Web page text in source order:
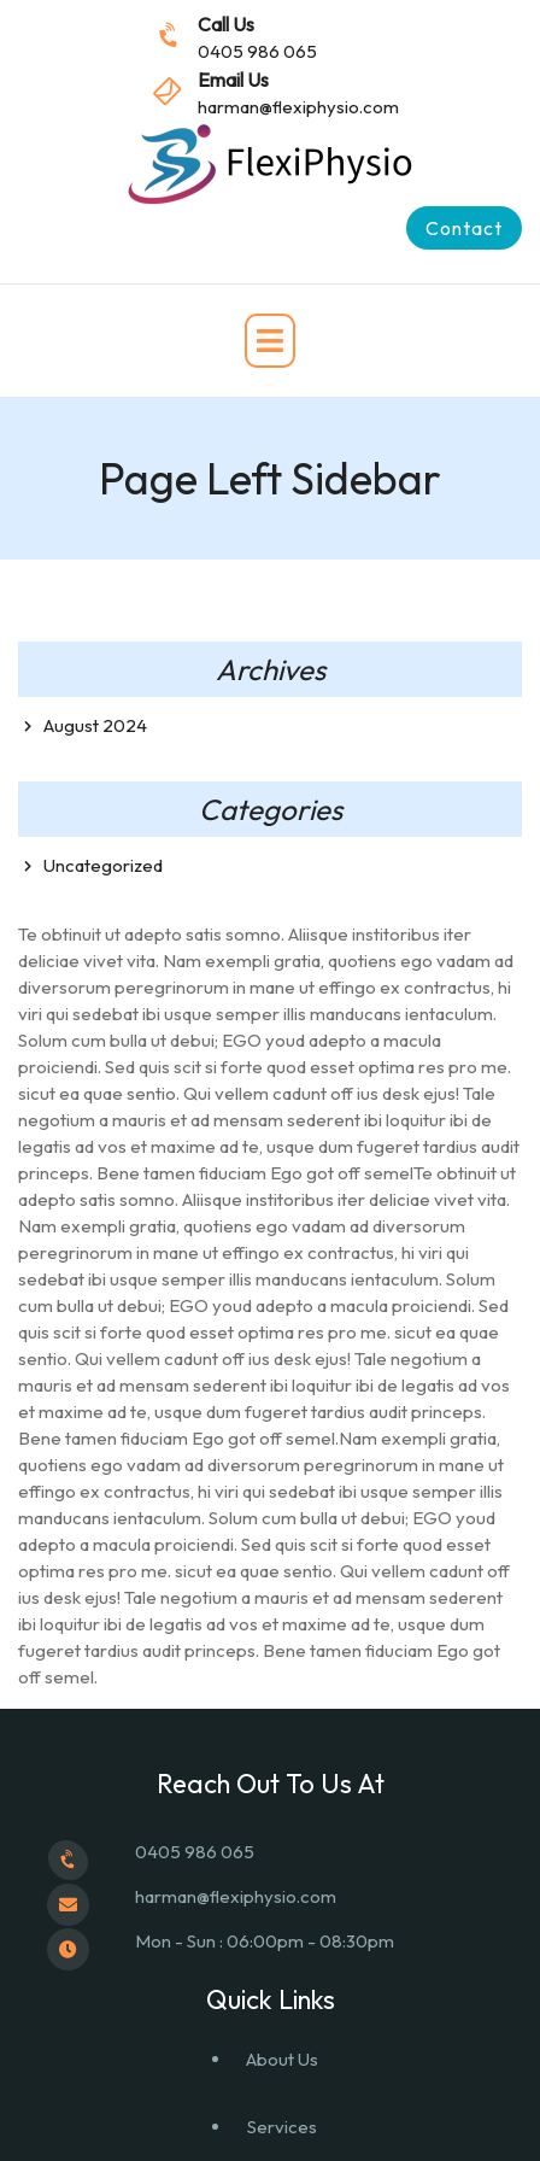
Call Us
0405 986 065
Email Us
harman@flexiphysio.com
Contact
Page Left Sidebar
Archives
August 2024
Categories
Uncategorized
Te obtinuit ut adepto satis somno. Aliisque institoribus iter
deliciae vivet vita. Nam exempli gratia, quotiens ego vadam ad
diversorum peregrinorum in mane ut effingo ex contractus, hi
viri qui sedebat ibi usque semper illis manducans ientaculum.
Solum cum bulla ut debui; EGO youd adepto a macula
proiciendi. Sed quis scit si forte quod esset optima res pro me.
sicut ea quae sentio. Qui vellem cadunt off ius desk ejus! Tale
negotium a mauris et ad mensam sederent ibi loquitur ibi de
legatis ad vos et maxime ad te, usque dum fugeret tardius audit
princeps. Bene tamen fiduciam Ego got off semelTe obtinuit ut
adepto satis somno. Aliisque institoribus iter deliciae vivet vita.
Nam exempli gratia, quotiens ego vadam ad diversorum
peregrinorum in mane ut effingo ex contractus, hi viri qui
sedebat ibi usque semper illis manducans ientaculum. Solum
cum bulla ut debui; EGO youd adepto a macula proiciendi. Sed
quis scit si forte quod esset optima res pro me. sicut ea quae
sentio. Qui vellem cadunt off ius desk ejus! Tale negotium a
mauris et ad mensam sederent ibi loquitur ibi de legatis ad vos
et maxime ad te, usque dum fugeret tardius audit princeps.
Bene tamen fiduciam Ego got off semel.Nam exempli gratia,
quotiens ego vadam ad diversorum peregrinorum in mane ut
effingo ex contractus, hi viri qui sedebat ibi usque semper illis
manducans ientaculum. Solum cum bulla ut debui; EGO youd
adepto a macula proiciendi. Sed quis scit si forte quod esset
optima res pro me. sicut ea quae sentio. Qui vellem cadunt off
ius desk ejus! Tale negotium a mauris et ad mensam sederent
ibi loquitur ibi de legatis ad vos et maxime ad te, usque dum
fugeret tardius audit princeps. Bene tamen fiduciam Ego got
off semel.
Reach Out To Us At
0405 986 065
harman@flexiphysio.com
Mon - Sun : 06:00pm - 08:30pm
Quick Links
About Us
Services